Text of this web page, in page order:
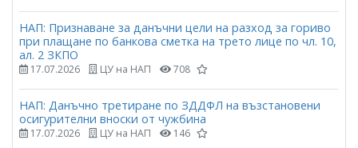
НАП: Признаване за данъчни цели на разход за гориво
при плащане по банкова сметка на трето лице по чл. 10,
ал. 2 ЗКПО
17.07.2026 ЦУ на НАП 708
НАП: Данъчно третиране по ЗДДФЛ на възстановени
осигурителни вноски от чужбина
17.07.2026 ЦУ на НАП 146